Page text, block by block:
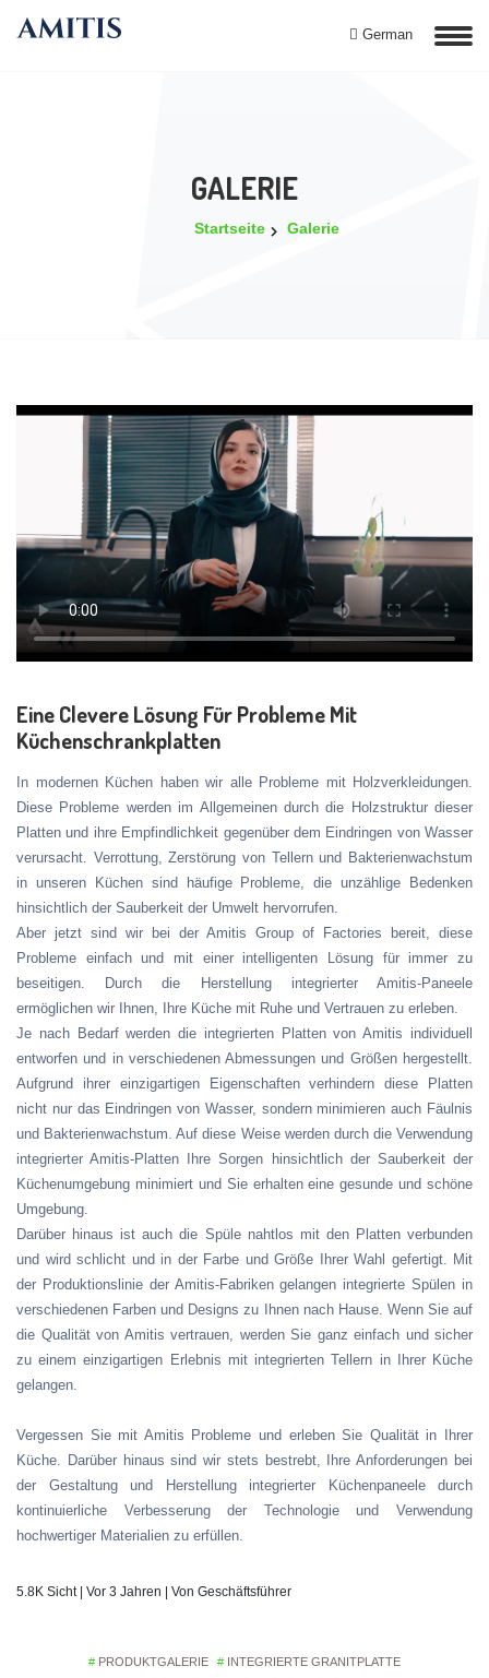
German
GALERIE
Startseite Galerie
Eine Clevere Lösung Für Probleme Mit
Küchenschrankplatten
In modernen Küchen haben wir alle Probleme mit Holzverkleidungen.
Diese Probleme werden im Allgemeinen durch die Holzstruktur dieser
Platten und ihre Empfindlichkeit gegenüber dem Eindringen von Wasser
verursacht. Verrottung, Zerstörung von Tellern und Bakterienwachstum
in unseren Küchen sind häufige Probleme, die unzählige Bedenken
hinsichtlich der Sauberkeit der Umwelt hervorrufen.
Aber jetzt sind wir bei der Amitis Group of Factories bereit, diese
Probleme einfach und mit einer intelligenten Lösung für immer zu
beseitigen. Durch die Herstellung integrierter Amitis-Paneele
ermöglichen wir Ihnen, Ihre Küche mit Ruhe und Vertrauen zu erleben.
Je nach Bedarf werden die integrierten Platten von Amitis individuell
entworfen und in verschiedenen Abmessungen und Größen hergestellt.
Aufgrund ihrer einzigartigen Eigenschaften verhindern diese Platten
nicht nur das Eindringen von Wasser, sondern minimieren auch Fäulnis
und Bakterienwachstum. Auf diese Weise werden durch die Verwendung
integrierter Amitis-Platten Ihre Sorgen hinsichtlich der Sauberkeit der
Küchenumgebung minimiert und Sie erhalten eine gesunde und schöne
Umgebung.
Darüber hinaus ist auch die Spüle nahtlos mit den Platten verbunden
und wird schlicht und in der Farbe und Größe Ihrer Wahl gefertigt. Mit
der Produktionslinie der Amitis-Fabriken gelangen integrierte Spülen in
verschiedenen Farben und Designs zu Ihnen nach Hause. Wenn Sie auf
die Qualität von Amitis vertrauen, werden Sie ganz einfach und sicher
zu einem einzigartigen Erlebnis mit integrierten Tellern in Ihrer Küche
gelangen.
Vergessen Sie mit Amitis Probleme und erleben Sie Qualität in Ihrer
Küche. Darüber hinaus sind wir stets bestrebt, Ihre Anforderungen bei
der Gestaltung und Herstellung integrierter Küchenpaneele durch
kontinuierliche Verbesserung der Technologie und Verwendung
hochwertiger Materialien zu erfüllen.
5.8K Sicht | Vor 3 Jahren | Von Geschäftsführer
PRODUKTGALERIE INTEGRIERTE GRANITPLATTE